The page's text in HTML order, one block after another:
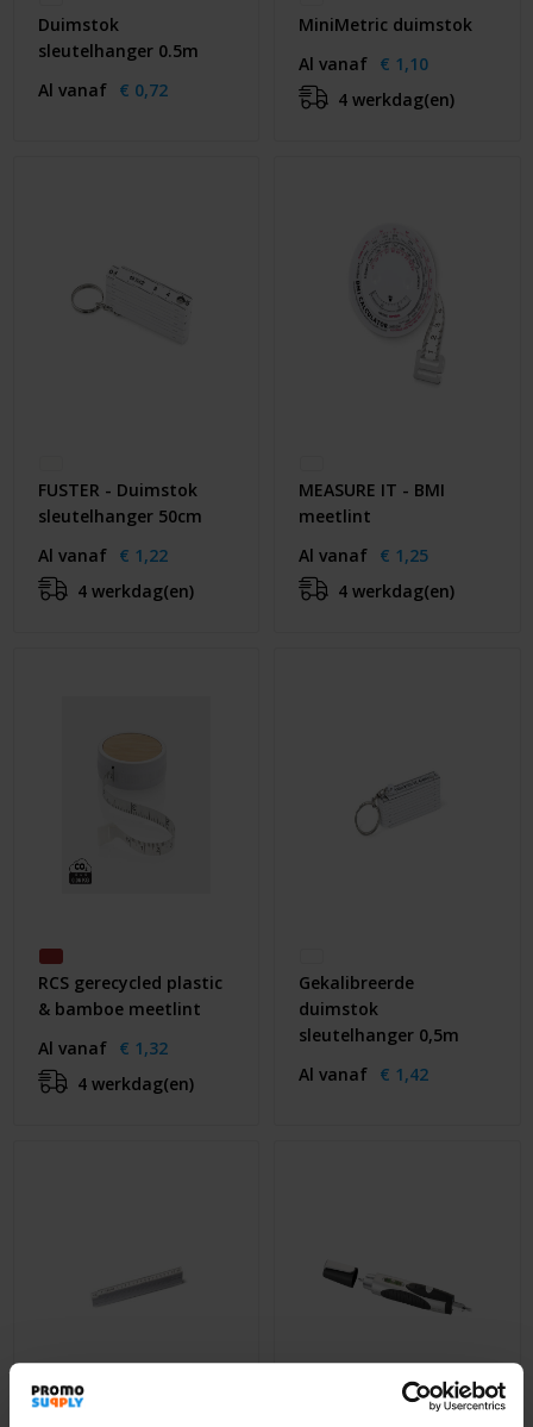
Duimstok
sleutelhanger 0.5m
Al vanaf € 0,72
MiniMetric duimstok
Al vanaf € 1,10
4 werkdag(en)
FUSTER - Duimstok
sleutelhanger 50cm
Al vanaf € 1,22
4 werkdag(en)
MEASURE IT - BMI
meetlint
Al vanaf € 1,25
4 werkdag(en)
RCS gerecycled plastic
& bamboe meetlint
Al vanaf € 1,32
4 werkdag(en)
Gekalibreerde
duimstok
sleutelhanger 0,5m
Al vanaf € 1,42